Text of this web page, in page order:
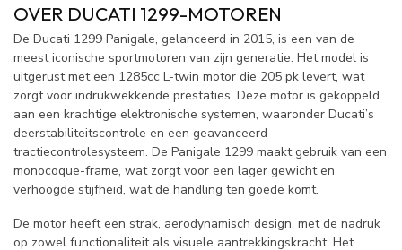
OVER DUCATI 1299-MOTOREN
De Ducati 1299 Panigale, gelanceerd in 2015, is een van de
meest iconische sportmotoren van zijn generatie. Het model is
uitgerust met een 1285cc L-twin motor die 205 pk levert, wat
zorgt voor indrukwekkende prestaties. Deze motor is gekoppeld
aan een krachtige elektronische systemen, waaronder Ducati’s
deerstabiliteitscontrole en een geavanceerd
tractiecontrolesysteem. De Panigale 1299 maakt gebruik van een
monocoque-frame, wat zorgt voor een lager gewicht en
verhoogde stijfheid, wat de handling ten goede komt.
De motor heeft een strak, aerodynamisch design, met de nadruk
op zowel functionaliteit als visuele aantrekkingskracht. Het